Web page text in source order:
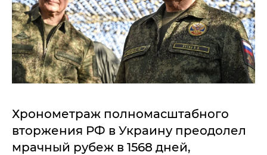
Хронометраж полномасштабного
вторжения РФ в Украину преодолел
мрачный рубеж в 1568 дней,